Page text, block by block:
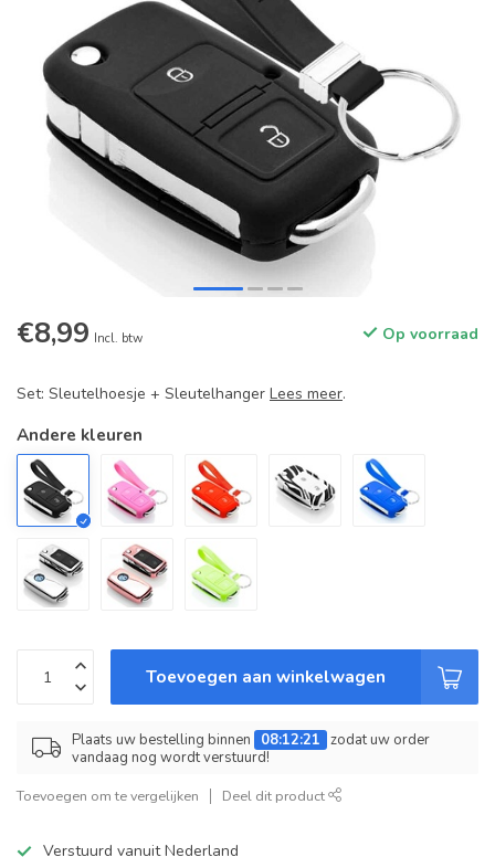
€8,99 Incl. btw Op voorraad
Set: Sleutelhoesje + Sleutelhanger Lees meer.
Andere kleuren
Toevoegen aan winkelwagen
Plaats uw bestelling binnen 08:12:21 zodat uw order
vandaag nog wordt verstuurd!
Toevoegen om te vergelijken Deel dit product
Verstuurd vanuit Nederland